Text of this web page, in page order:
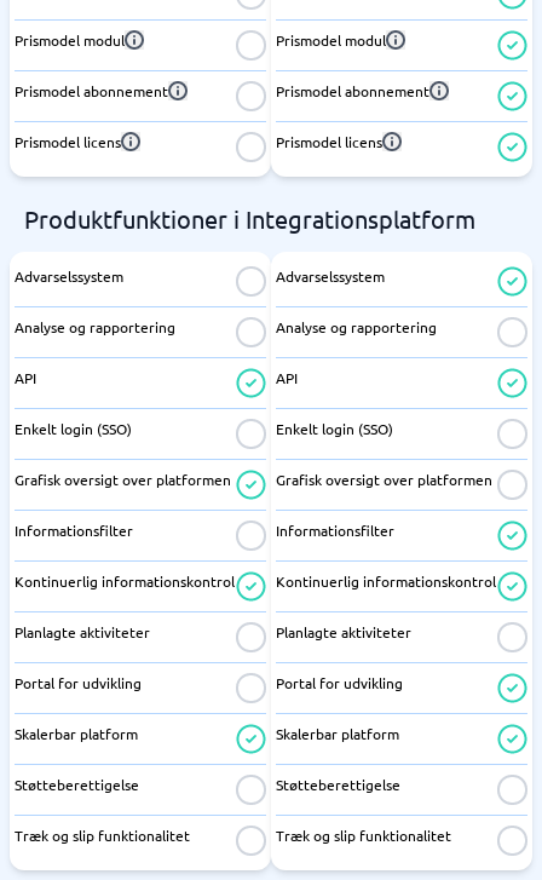
Prismodel modul
Prismodel abonnement
Prismodel licens
Prismodel modul
Prismodel abonnement
Prismodel licens
Produktfunktioner i Integrationsplatform
Advarselssystem
Analyse og rapportering
API
Enkelt login (SSO)
Grafisk oversigt over platformen
Informationsfilter
Kontinuerlig informationskontrol
Planlagte aktiviteter
Portal for udvikling
Skalerbar platform
Støtteberettigelse
Træk og slip funktionalitet
Advarselssystem
Analyse og rapportering
API
Enkelt login (SSO)
Grafisk oversigt over platformen
Informationsfilter
Kontinuerlig informationskontrol
Planlagte aktiviteter
Portal for udvikling
Skalerbar platform
Støtteberettigelse
Træk og slip funktionalitet